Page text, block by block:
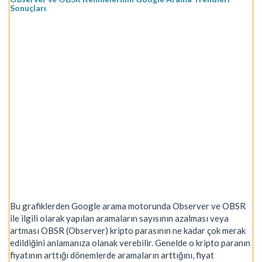
Sonuçları
Bu grafiklerden Google arama motorunda Observer ve OBSR
ile ilgili olarak yapılan aramaların sayısının azalması veya
artması OBSR (Observer) kripto parasının ne kadar çok merak
edildiğini anlamanıza olanak verebilir. Genelde o kripto paranın
fiyatının arttığı dönemlerde aramaların arttığını, fiyat